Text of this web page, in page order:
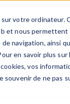
votre ordinateur.
et nous
navigation, ainsi
en savoir plus
vos
souvenir de ne pas